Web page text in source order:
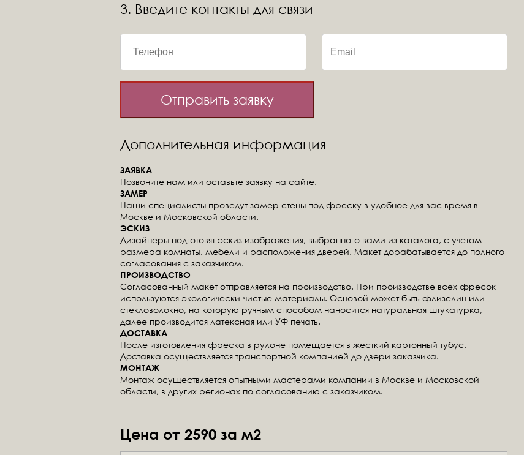
3. Введите контакты для связи
Отправить заявку
Дополнительная информация
ЗАЯВКА
Позвоните нам или оставьте заявку на сайте.
ЗАМЕР
Наши специалисты проведут замер стены под фреску в удобное для вас время в
Москве и Московской области.
ЭСКИЗ
Дизайнеры подготовят эскиз изображения, выбранного вами из каталога, с учетом
размера комнаты, мебели и расположения дверей. Макет дорабатывается до полного
согласования с заказчиком.
ПРОИЗВОДСТВО
Согласованный макет отправляется на производство. При производстве всех фресок
используются экологически-чистые материалы. Основой может быть флизелин или
стекловолокно, на которую ручным способом наносится натуральная штукатурка,
далее производится латексная или УФ печать.
ДОСТАВКА
После изготовления фреска в рулоне помещается в жесткий картонный тубус.
Доставка осуществляется транспортной компанией до двери заказчика.
МОНТАЖ
Монтаж осуществляется опытными мастерами компании в Москве и Московской
области, в других регионах по согласованию с заказчиком.
Цена от 2590 за м2